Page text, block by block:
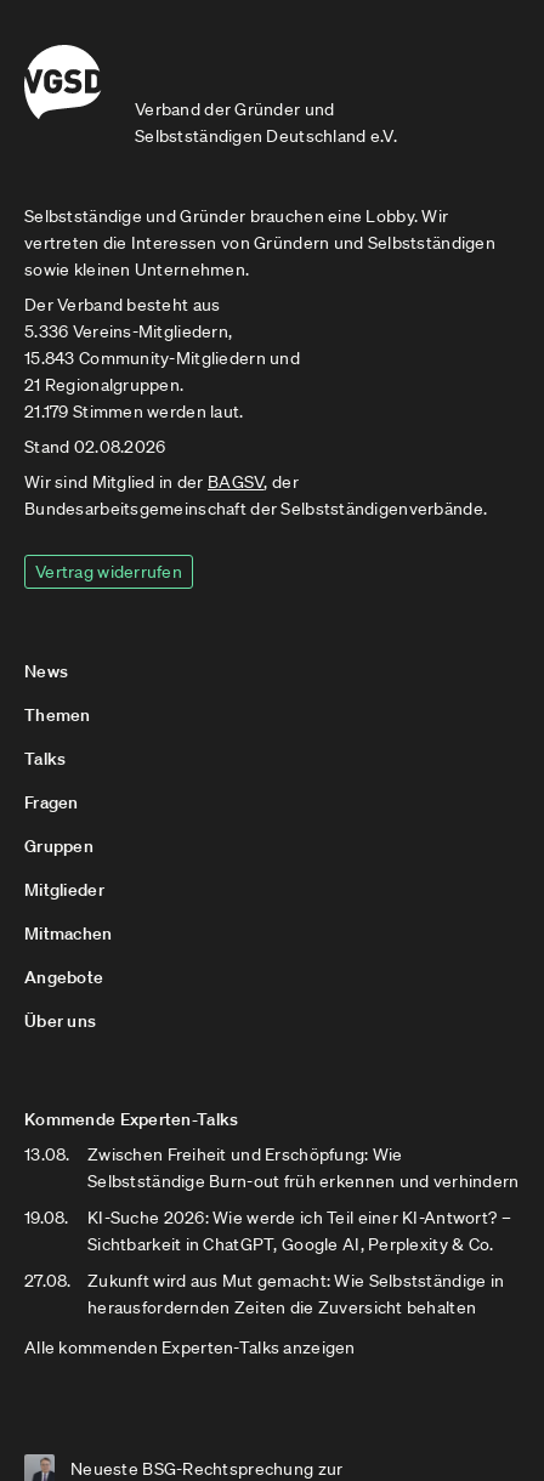
Verband der Gründer und
Selbstständigen Deutschland e.V.
Selbstständige und Gründer brauchen eine Lobby. Wir
vertreten die Interessen von Gründern und Selbstständigen
sowie kleinen Unternehmen.
Der Verband besteht aus
5.336 Vereins-Mitgliedern,
15.843 Community-Mitgliedern und
21 Regionalgruppen.
21.179 Stimmen werden laut.
Stand 02.08.2026
Wir sind Mitglied in der BAGSV, der
Bundesarbeitsgemeinschaft der Selbstständigenverbände.
Vertrag widerrufen
News
Themen
Talks
Fragen
Gruppen
Mitglieder
Mitmachen
Angebote
Über uns
Kommende Experten-Talks
13.08.
Zwischen Freiheit und Erschöpfung: Wie
Selbstständige Burn-out früh erkennen und verhindern
19.08.
KI-Suche 2026: Wie werde ich Teil einer KI-Antwort? –
Sichtbarkeit in ChatGPT, Google AI, Perplexity & Co.
27.08.
Zukunft wird aus Mut gemacht: Wie Selbstständige in
herausfordernden Zeiten die Zuversicht behalten
Alle kommenden Experten-Talks anzeigen
Neueste BSG-Rechtsprechung zur